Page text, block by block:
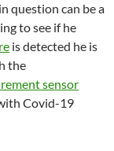
question can be a
to see if he
is detected he is
the
sensor
Covid-19